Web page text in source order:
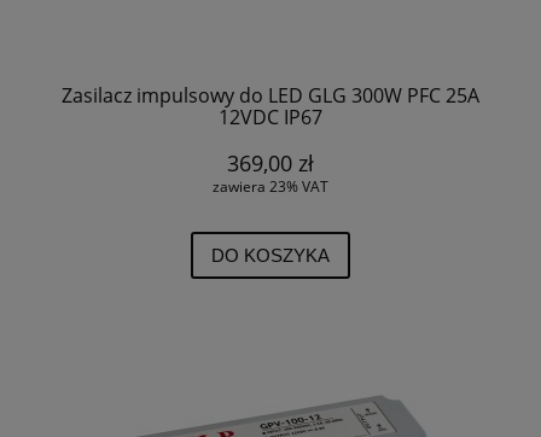
Zasilacz impulsowy do LED GLG 300W PFC 25A
12VDC IP67
369,00 zł
zawiera 23% VAT
DO KOSZYKA